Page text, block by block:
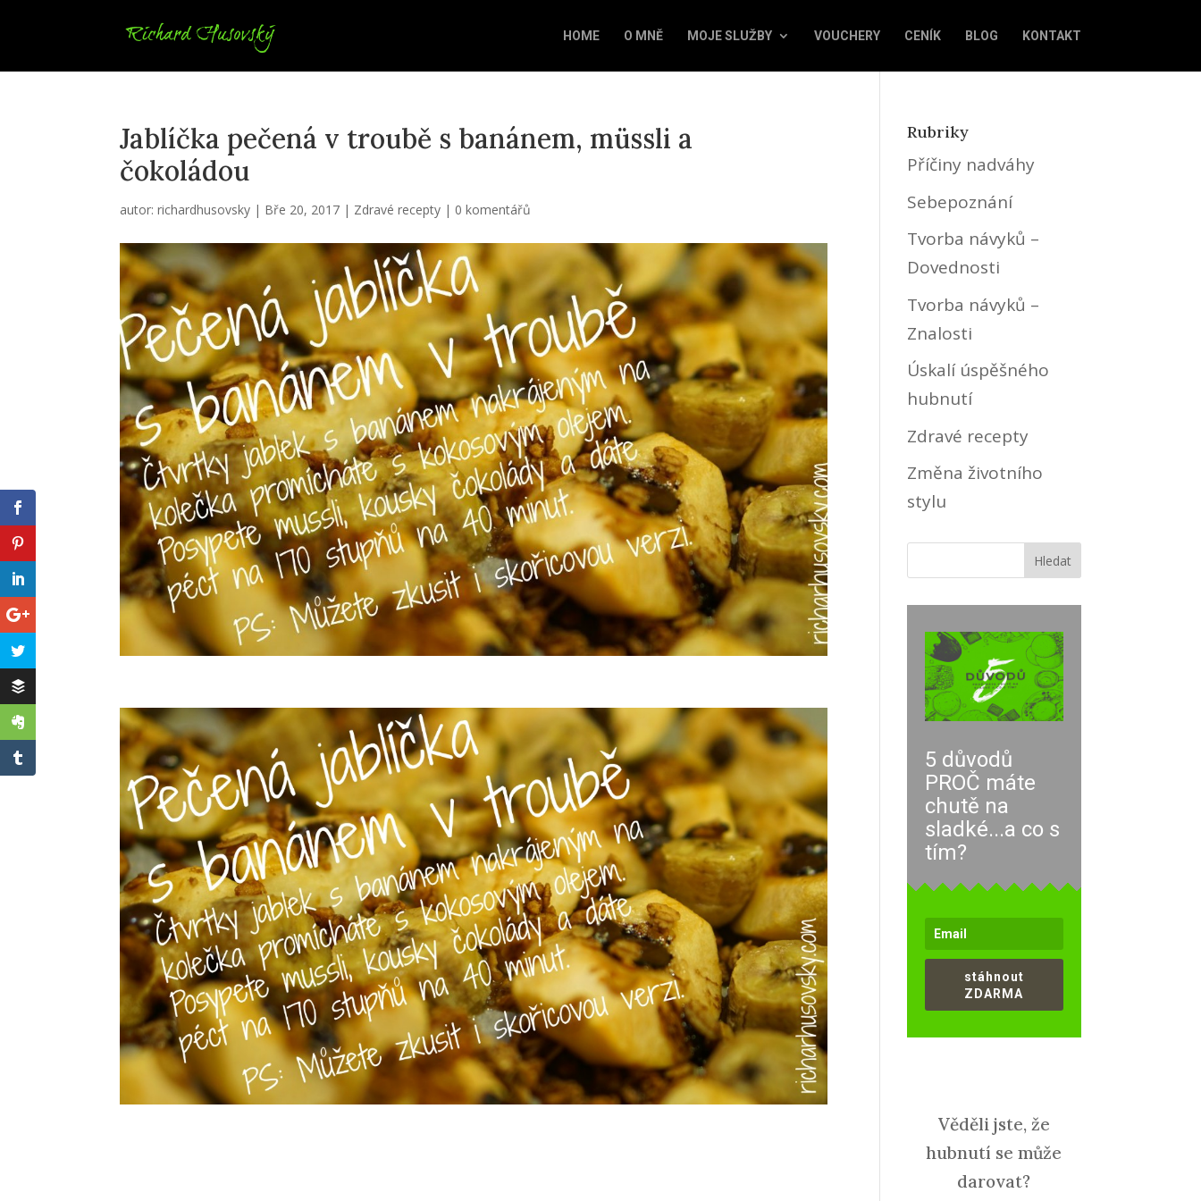
HOME O MNĚ MOJE SLUŽBY VOUCHERY CENÍK BLOG KONTAKT
Jablíčka pečená v troubě s banánem, müssli a
čokoládou
autor:richardhusovsky | Bře 20, 2017 | Zdravé recepty | 0 komentářů
Rubriky
Příčiny nadváhy
Sebepoznání
Tvorba návyků –
Dovednosti
Tvorba návyků –
Znalosti
Úskalí úspěšného
hubnutí
Zdravé recepty
Změna životního
stylu
5 důvodů
PROČ máte
chutě na
sladké...a co s
tím?
stáhnout
ZDARMA
Věděli jste, že
hubnutí se může
darovat?